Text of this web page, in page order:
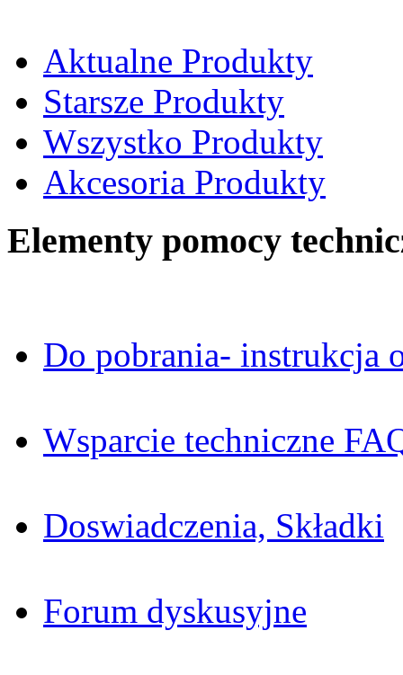
Aktualne Produkty
Starsze Produkty
Wszystko Produkty
Akcesoria Produkty
Elementy pomocy
Do pobrania- instrukcja
Wsparcie techniczne
Doswiadczenia, Składki
Forum dyskusyjne